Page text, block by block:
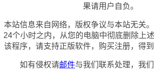
果请用户自负。
本站信息来自网络，版权争议与本站无关
24个小时之内，从您的电脑中彻底删除上
该程序，请支持正版软件，购买注册，得到
如有侵权请邮件与我们联系处理，我们